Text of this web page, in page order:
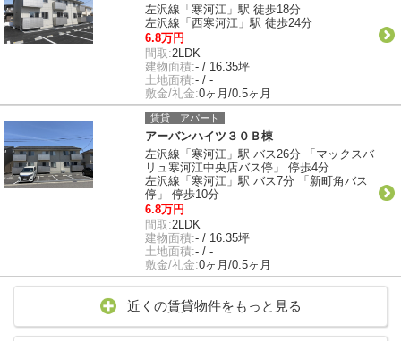
左沢線「寒河江」駅 徒歩18分
左沢線「西寒河江」駅 徒歩24分
6.8万円
間取:2LDK
建物面積:- / 16.35坪
土地面積:- / -
敷金/礼金:0ヶ月/0.5ヶ月
賃貸｜アパート
アーバンハイツ３０Ｂ棟
左沢線「寒河江」駅 バス26分 「マックスバ
リュ寒河江中央店バス停」 停歩4分
左沢線「寒河江」駅 バス7分 「新町角バス
停」 停歩10分
6.8万円
間取:2LDK
建物面積:- / 16.35坪
土地面積:- / -
敷金/礼金:0ヶ月/0.5ヶ月
近くの賃貸物件をもっと見る